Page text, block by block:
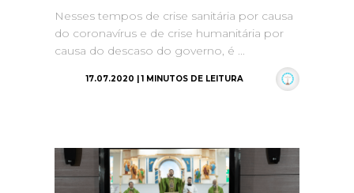
Nesses tempos de crise sanitária por causa
do coronavírus e de crise humanitária por
causa do descaso do governo, é ...
17.07.2020 | 1 MINUTOS DE LEITURA